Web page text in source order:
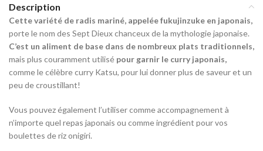
Description
Cette variété de radis mariné, appelée fukujinzuke en japonais,
porte le nom des Sept Dieux chanceux de la mythologie japonaise.
C’est un aliment de base dans de nombreux plats traditionnels,
mais plus couramment utilisé pour garnir le curry japonais,
comme le célèbre curry Katsu, pour lui donner plus de saveur et un
peu de croustillant!
Vous pouvez également l’utiliser comme accompagnement à
n’importe quel repas japonais ou comme ingrédient pour vos
boulettes de riz onigiri.